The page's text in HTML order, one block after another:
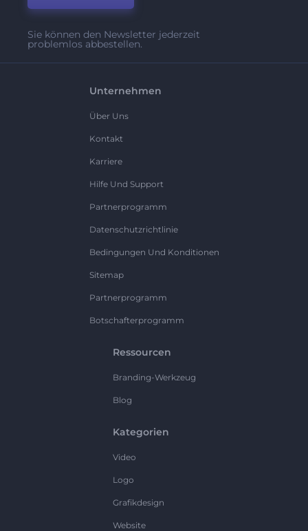
Sie können den Newsletter jederzeit
problemlos abbestellen.
Unternehmen
Über Uns
Kontakt
Karriere
Hilfe Und Support
Partnerprogramm
Datenschutzrichtlinie
Bedingungen Und Konditionen
Sitemap
Partnerprogramm
Botschafterprogramm
Ressourcen
Branding-Werkzeug
Blog
Kategorien
Video
Logo
Grafikdesign
Website